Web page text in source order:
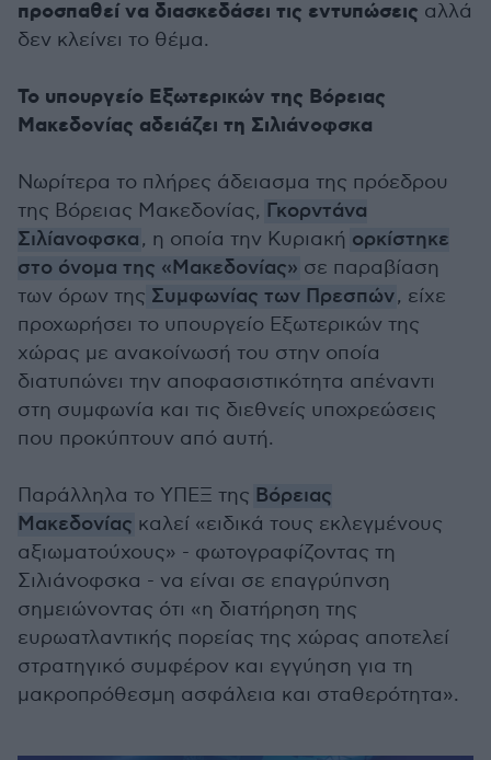
προσπαθεί να διασκεδάσει τις εντυπώσεις αλλά
δεν κλείνει το θέμα.
Το υπουργείο Εξωτερικών της Βόρειας
Μακεδονίας αδειάζει τη Σιλιάνοφσκα
Νωρίτερα το πλήρες άδειασμα της πρόεδρου
της Βόρειας Μακεδονίας, Γκορντάνα
Σιλίανοφσκα, η οποία την Κυριακή ορκίστηκε
στο όνομα της «Μακεδονίας» σε παραβίαση
των όρων της Συμφωνίας των Πρεσπών, είχε
προχωρήσει το υπουργείο Εξωτερικών της
χώρας με ανακοίνωσή του στην οποία
διατυπώνει την αποφασιστικότητα απέναντι
στη συμφωνία και τις διεθνείς υποχρεώσεις
που προκύπτουν από αυτή.
Παράλληλα το ΥΠΕΞ της Βόρειας
Μακεδονίας καλεί «ειδικά τους εκλεγμένους
αξιωματούχους» - φωτογραφίζοντας τη
Σιλιάνοφσκα - να είναι σε επαγρύπνση
σημειώνοντας ότι «η διατήρηση της
ευρωατλαντικής πορείας της χώρας αποτελεί
στρατηγικό συμφέρον και εγγύηση για τη
μακροπρόθεσμη ασφάλεια και σταθερότητα».